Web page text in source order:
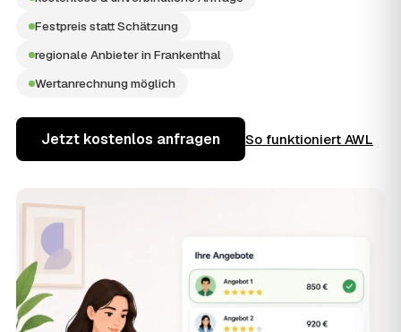
Festpreis statt Schätzung
regionale Anbieter in Frankenthal
Wertanrechnung möglich
Jetzt kostenlos anfragen So funktioniert AWL